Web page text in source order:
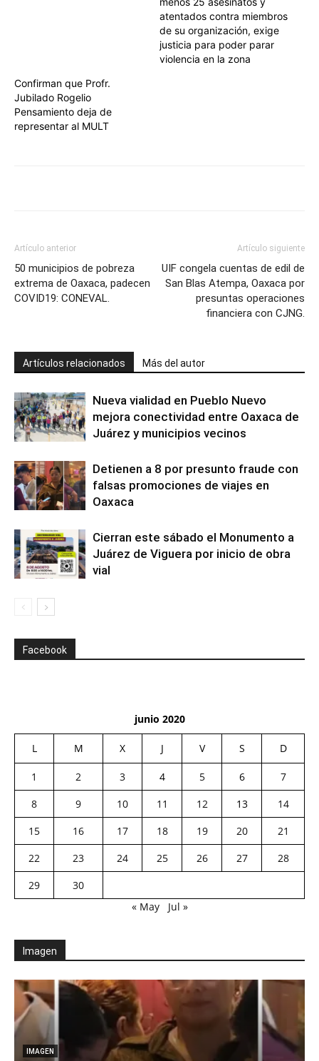
atentados contra miembros
de su organización, exige
justicia para poder parar
violencia en la zona
Confirman que Profr.
Jubilado Rogelio
Pensamiento deja de
representar al MULT
Artículo anterior
50 municipios de pobreza
extrema de Oaxaca, padecen
COVID19: CONEVAL.
Artículo siguiente
UIF congela cuentas de edil de
San Blas Atempa, Oaxaca por
presuntas operaciones
financiera con CJNG.
Artículos relacionados Más del autor
Nueva vialidad en Pueblo Nuevo
mejora conectividad entre Oaxaca de
Juárez y municipios vecinos
Detienen a 8 por presunto fraude con
falsas promociones de viajes en
Oaxaca
Cierran este sábado el Monumento a
Juárez de Viguera por inicio de obra
vial
Facebook
junio 2020
L M X J V S D
1 2 3 4 5 6
7
8
9 10 11 12 13
14
15
16 17 18 19 20
21
22
23 24 25 26 27
28
29
30
« May
Jul »
Imagen
IMAGEN